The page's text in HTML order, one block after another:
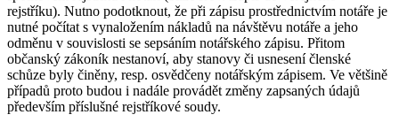
rejstříku). Nutno podotknout, že při zápisu prostřednictvím notáře je
nutné počítat s vynaložením nákladů na návštěvu notáře a jeho
odměnu v souvislosti se sepsáním notářského zápisu. Přitom
občanský zákoník nestanoví, aby stanovy či usnesení členské
schůze byly činěny, resp. osvědčeny notářským zápisem. Ve většině
případů proto budou i nadále provádět změny zapsaných údajů
především příslušné rejstříkové soudy.